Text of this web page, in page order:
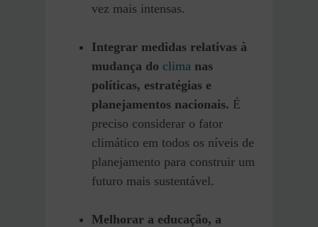
vez mais intensas.
Integrar medidas relativas à
mudança do clima nas
políticas, estratégias e
planejamentos nacionais. É
preciso considerar o fator
climático em todos os níveis de
planejamento para construir um
futuro mais sustentável.
Melhorar a educação, a